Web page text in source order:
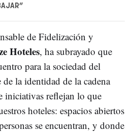
de Fidelización y
Hoteles, ha subrayado que
para la sociedad del
la identidad de la cadena
iniciativas reflejan lo que
hoteles: espacios abiertos
se encuentran, y donde